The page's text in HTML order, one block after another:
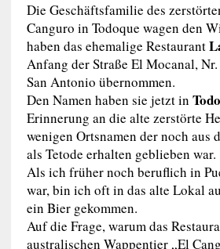
Die Geschäftsfamilie des
Canguro in Todoque wagen den
haben das ehemalige Restaurant
Anfang der Straße El Mocanal,
San Antonio übernommen.
Den Namen haben sie jetzt in
Erinnerung an die alte zerstörte
wenigen Ortsnamen der noch aus
als Tetode erhalten geblieben war.
Als ich früher noch beruflich in
war, bin ich oft in das alte Lokal
ein Bier gekommen.
Auf die Frage, warum das
australischen Wappentier „El